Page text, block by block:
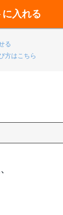
に入れる
る
方はこちら